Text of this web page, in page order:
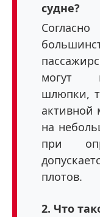
судне?
могут
шлюпки,
активной
на
при
плотов.
2. Что